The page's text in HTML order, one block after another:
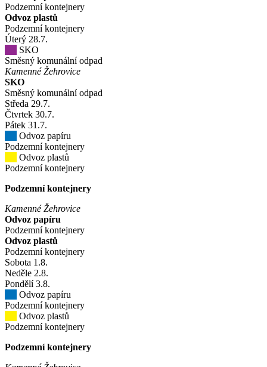
Podzemní kontejnery
Odvoz plastů
Podzemní kontejnery
Úterý 28.7.
SKO
Směsný komunální odpad
Kamenné Žehrovice
SKO
Směsný komunální odpad
Středa 29.7.
Čtvrtek 30.7.
Pátek 31 .7.
Odvoz papíru
Podzemní kontejnery
Odvoz plastů
Podzemní kontejnery
Podzemní kontejnery
Kamenné Žehrovice
Odvoz papíru
Podzemní kontejnery
Odvoz plastů
Podzemní kontejnery
Sobota 1 .8.
Neděle 2.8.
Pondělí3.8.
Odvoz papíru
Podzemní kontejnery
Odvoz plastů
Podzemní kontejnery
Podzemní kontejnery